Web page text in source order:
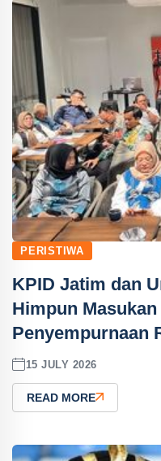
PERISTIWA
KPID Jatim dan
Himpun
Penyempurnaan
15 JULY 2026
READ MORE